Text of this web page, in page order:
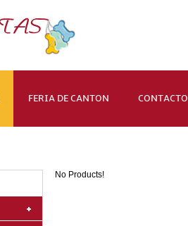
FERIA DE CANTON CONTACTO
No Products!